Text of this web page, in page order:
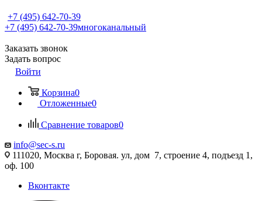
+7 (495) 642-70-39
+7 (495) 642-70-39многоканальный
Заказать звонок
Задать вопрос
Войти
Корзина0
Отложенные0
Сравнение товаров0
info@sec-s.ru
111020, Москва г, Боровая. ул, дом 7, строение 4, подъезд 1,
оф. 100
Вконтакте